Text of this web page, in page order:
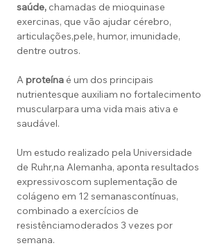
saúde, chamadas de mioquinase
exercinas, que vão ajudar cérebro,
articulações,pele, humor, imunidade,
dentre outros.
A proteína é um dos principais
nutrientesque auxiliam no fortalecimento
muscularpara uma vida mais ativa e
saudável.
Um estudo realizado pela Universidade
de Ruhr,na Alemanha, aponta resultados
expressivoscom suplementação de
colágeno em 12 semanascontínuas,
combinado a exercícios de
resistênciamoderados 3 vezes por
semana.